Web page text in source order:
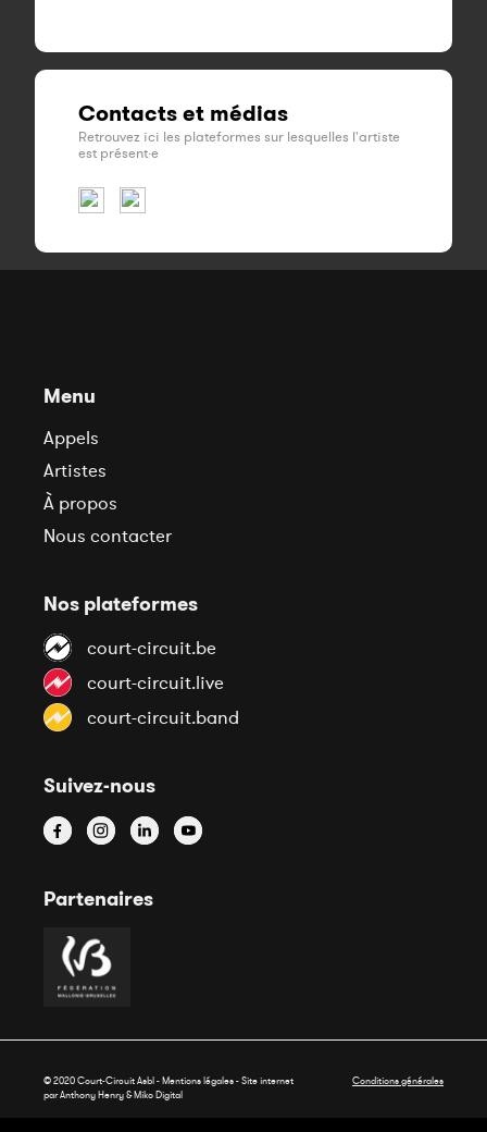
Contacts et médias
Retrouvez ici les plateformes sur lesquelles l'artiste
est présent·e
Menu
Appels
Artistes
À propos
Nous contacter
Nos plateformes
court-circuit.be
court-circuit.live
court-circuit.band
Suivez-nous
Partenaires
© 2020 Court-Circuit Asbl - Mentions légales - Site internet
par Anthony Henry &Miko Digital
Conditions générales